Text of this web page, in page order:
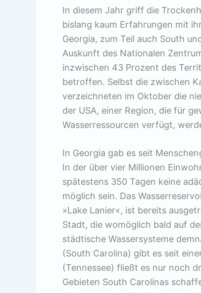
In diesem Jahr griff die
bislang kaum Erfahrungen mit
Georgia, zum Teil auch South
Auskunft des Nationalen
inzwischen 43 Prozent des
betroffen. Selbst die zwischen
verzeichneten im Oktober die
der USA, einer Region, die für
Wasserressourcen verfügt,
In Georgia gab es seit
In der über vier Millionen
spätestens 350 Tagen keine
möglich sein. Das
»Lake Lanier«, ist bereits
Stadt, die womöglich bald auf
städtische Wassersysteme
(South Carolina) gibt es seit
(Tennessee) fließt es nur noch
Gebieten South Carolinas